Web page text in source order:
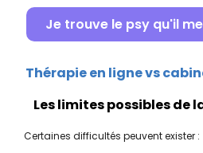
Je trouve le psy qu'il
Thérapie en ligne vs
Les limites possibles de
Certaines difficultés peuvent exister :